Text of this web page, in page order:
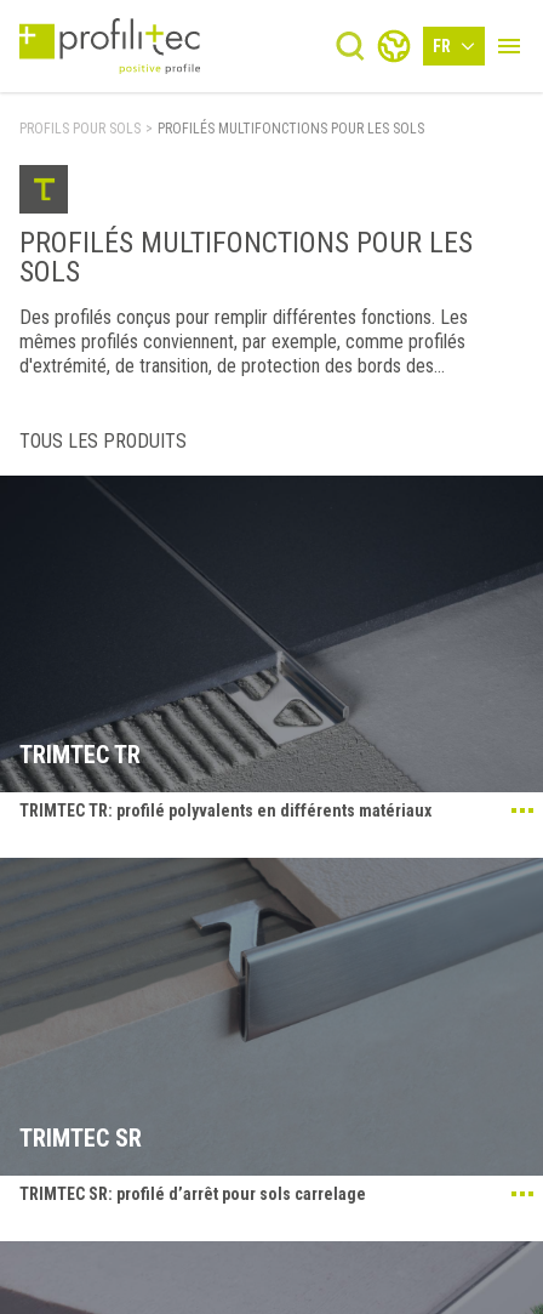
FR
PROFILS POUR SOLS > PROFILÉS MULTIFONCTIONS POUR LES SOLS
PROFILÉS MULTIFONCTIONS POUR LES
SOLS
Des profilés conçus pour remplir différentes fonctions. Les
mêmes profilés conviennent, par exemple, comme profilés
d'extrémité, de transition, de protection des bords des
TOUS LES PRODUITS
TRIMTEC TR
TRIMTEC TR: profilé polyvalents en différents matériaux
TRIMTEC SR
TRIMTEC SR: profilé d’arrêt pour sols carrelage